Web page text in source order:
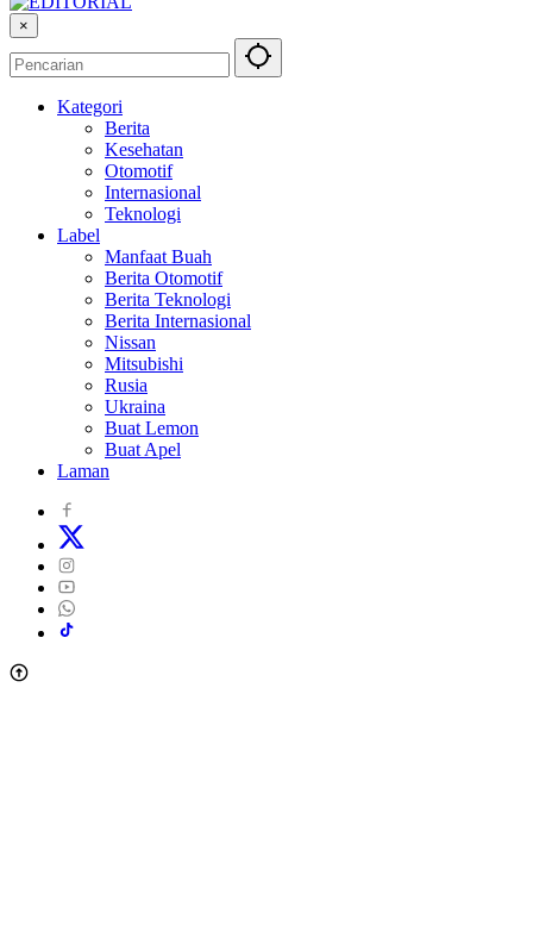
×
Kategori
Berita
Kesehatan
Otomotif
Internasional
Teknologi
Label
Manfaat Buah
Berita Otomotif
Berita Teknologi
Berita Internasional
Nissan
Mitsubishi
Rusia
Ukraina
Buat Lemon
Buat Apel
Laman